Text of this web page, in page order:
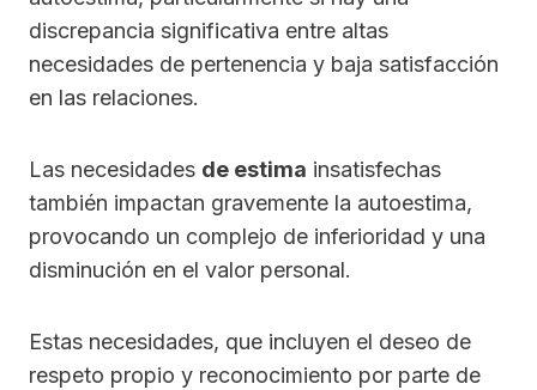
discrepancia significativa entre altas
necesidades de pertenencia y baja satisfacción
en las relaciones.
Las necesidades de estima insatisfechas
también impactan gravemente la autoestima,
provocando un complejo de inferioridad y una
disminución en el valor personal.
Estas necesidades, que incluyen el deseo de
respeto propio y reconocimiento por parte de